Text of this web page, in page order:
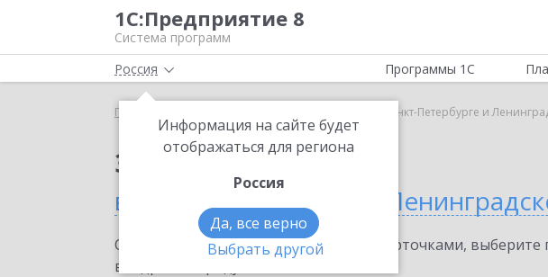
1С:Предприятие 8
Система программ
Россия
Информация на сайте будет
отображаться для региона
Россия
Да, все верно
Выбрать другой
Программы 1С
Главная 1С:Линк в Санкт-Петербурге и
Заказать 1С:Линк
в Санкт-Петербурге и
Ознакомьтесь с информационными карточками, выберите
внедрение продукта.